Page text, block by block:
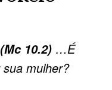
10.2)…É
mulher?